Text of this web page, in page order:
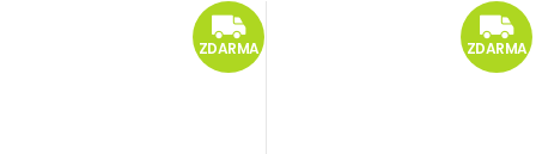
ZDARMA
ZDARMA ZDARMA